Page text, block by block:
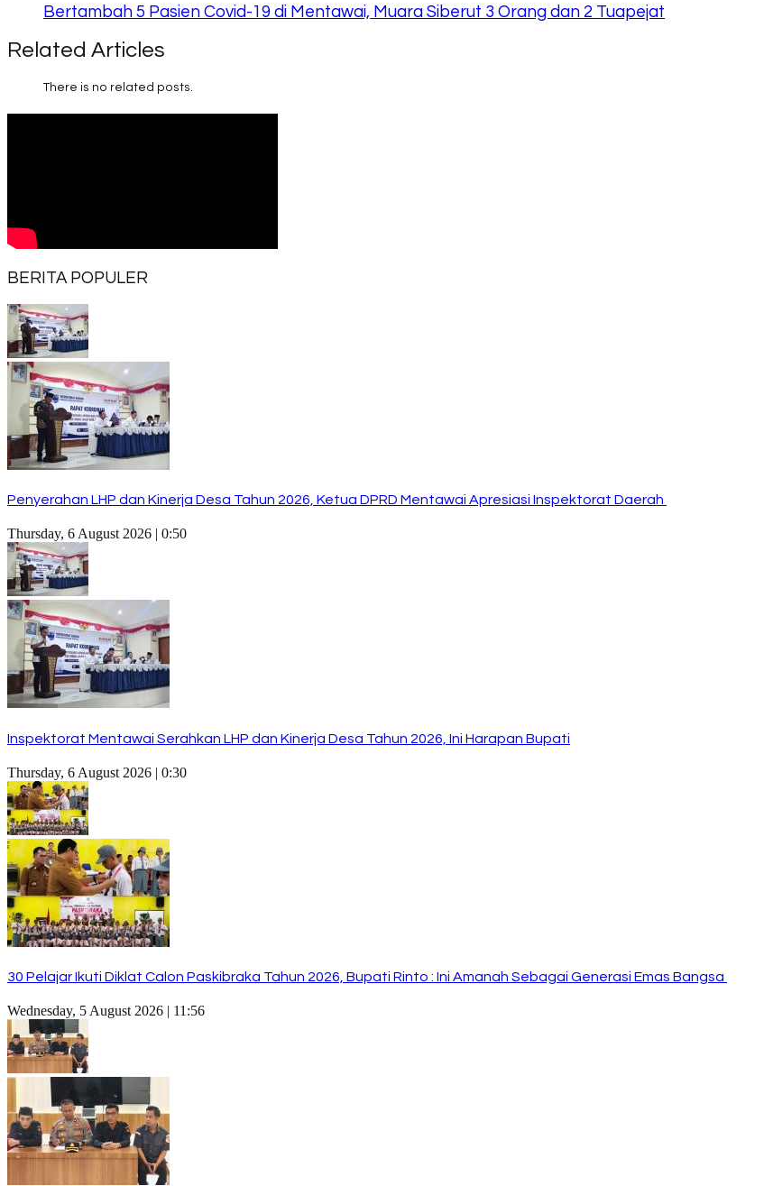
Bertambah 5 Pasien Covid-19 di Mentawai, Muara Siberut 3 Orang dan 2 Tuapejat
Related Articles
There is no related posts.
BERITA POPULER
Penyerahan LHP dan Kinerja Desa Tahun 2026, Ketua DPRD Mentawai Apresiasi Inspektorat Daerah
Thursday, 6 August 2026 | 0:50
Inspektorat Mentawai Serahkan LHP dan Kinerja Desa Tahun 2026, Ini Harapan Bupati
Thursday, 6 August 2026 | 0:30
30 Pelajar Ikuti Diklat Calon Paskibraka Tahun 2026, Bupati Rinto : Ini Amanah Sebagai Generasi Emas Bangsa
Wednesday, 5 August 2026 | 11:56